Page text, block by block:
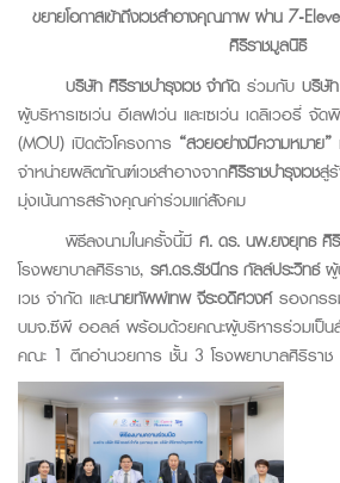
ขยายโอกาสเข้าถึงเวชสำอางคุณภาพ ผ่าน7-
ศิริราชมูลนิธิ
บริษัท ศิริราชบำรุงเวช จำกัด ร่วมกับ บริษั
ผู้บริหารเซเว่น อีเลฟเว่น และเซเว่น เดลิเวอรี่ จั
(MOU) เปิดตัวโครงการ “สวยอย่างมีความหมาย”
จำหน่ายผลิตภัณฑ์เวชสำอางจากศิริราชบำรุงเวชสู่
มุ่งเน้นการสร้างคุณค่าร่วมแก่สังคม
พิธีลงนามในครั้งนี้มี ศ. ดร. นพ.ยงยุทธ
โรงพยาบาลศิริราช, รศ.ดร.รัชนีกร กัลล์ประวิทธ์
เวช จำกัด และนายทัพพ์เทพ จีระอดิศวงศ์รองกรร
บมจ.ซีพี ออลล์ พร้อมด้วยคณะผู้บริหารร่วมเป็
คณะ 1 ตึกอำนวยการ ชั้น 3 โรงพยาบาลศิริราช